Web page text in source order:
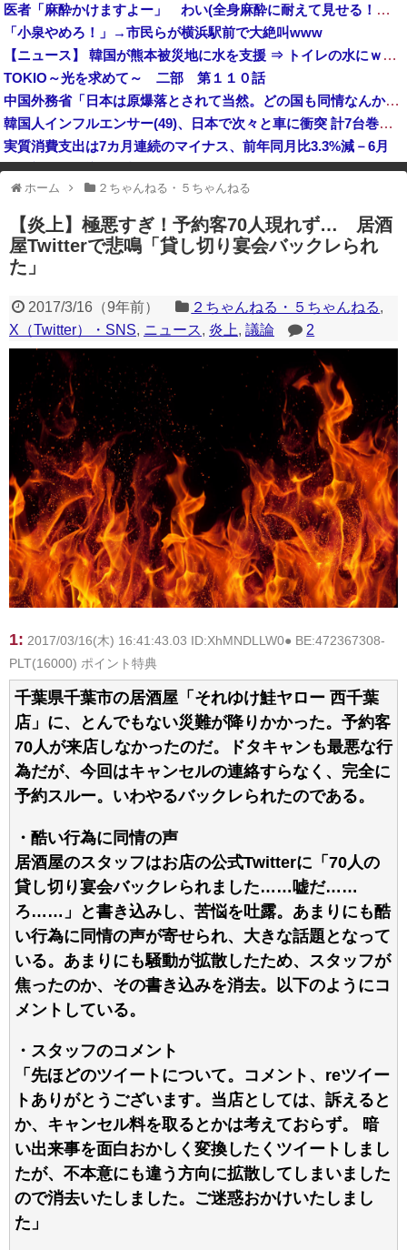
医者「麻酔かけますよー」 わい(全身麻酔に耐えて見せる！うおおおおおお！！！！)
「小泉やめろ！」→市民らが横浜駅前で大絶叫www
【ニュース】 韓国が熊本被災地に水を支援 ⇒ トイレの水にｗｗｗｗｗｗｗ
TOKIO～光を求めて～ 二部 第１１０話
中国外務省「日本は原爆落とされて当然。どの国も同情なんかしない」
韓国人インフルエンサー(49)、日本で次々と車に衝突 計7台巻き込み 八王子
実質消費支出は7カ月連続のマイナス、前年同月比3.3%減－6月
世界初の超伝導量子熱機関…燃料もピストンもない量子エンジンが回った！
一部のコンテンツが表示されなくなったり、サイト全体のレイアウトが崩れ
たりする場合があります。
ホーム ２ちゃんねる・５ちゃんねる
【炎上】極悪すぎ！予約客70人現れず… 居酒
屋Twitterで悲鳴「貸し切り宴会バックレられ
た」
2017/3/16（9年前） ２ちゃんねる・５ちゃんねる,
X（Twitter）・SNS, ニュース, 炎上, 議論 2
1: 2017/03/16(木) 16:41:43.03 ID:XhMNDLLW0● BE:472367308-
PLT(16000) ポイント特典
千葉県千葉市の居酒屋「それゆけ鮭ヤロー 西千葉
店」に、とんでもない災難が降りかかった。予約客
70人が来店しなかったのだ。ドタキャンも最悪な行
為だが、今回はキャンセルの連絡すらなく、完全に
予約スルー。いわやるバックレられたのである。
・酷い行為に同情の声
居酒屋のスタッフはお店の公式Twitterに「70人の
貸し切り宴会バックレられました……嘘だ……
ろ……」と書き込みし、苦悩を吐露。あまりにも酷
い行為に同情の声が寄せられ、大きな話題となって
いる。あまりにも騒動が拡散したため、スタッフが
焦ったのか、その書き込みを消去。以下のようにコ
メントしている。
・スタッフのコメント
「先ほどのツイートについて。コメント、reツイー
トありがとうございます。当店としては、訴えると
か、キャンセル料を取るとかは考えておらず。 暗
い出来事を面白おかしく変換したくツイートしまし
たが、不本意にも違う方向に拡散してしまいました
ので消去いたしました。ご迷惑おかけいたしまし
た」